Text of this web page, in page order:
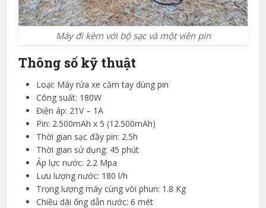
Máy đi kèm với bộ sạc và một viên pin
Thông số kỹ thuật
Loại: Máy rửa xe cầm tay dùng pin
Công suất: 180W
Điện áp: 21V – 1A
Pin: 2.500mAh x 5 (12.500mAh)
Thời gian sạc đầy pin: 2.5h
Thời gian sử dụng: 45 phút
Áp lực nước: 2.2 Mpa
Lưu lượng nước: 180 l/h
Trọng lượng máy cùng vòi phun: 1.8 Kg
Chiều dài ống dẫn nước: 6 mét